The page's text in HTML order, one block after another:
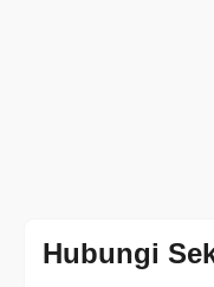
Hubungi